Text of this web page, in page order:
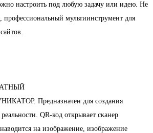
настроить под любую задачу или идею. Не
профессиональный мультиинструмент для
Предназначен для создания
QR-код открывает сканер
на изображение, изображение